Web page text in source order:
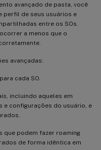
avançado de pasta, você
perfil de seus usuários e
entre os SOs.
a menos que o
avançadas:
cada SO.
incluindo aqueles em
e configurações do usuário, e
que podem fazer roaming
de forma idêntica em